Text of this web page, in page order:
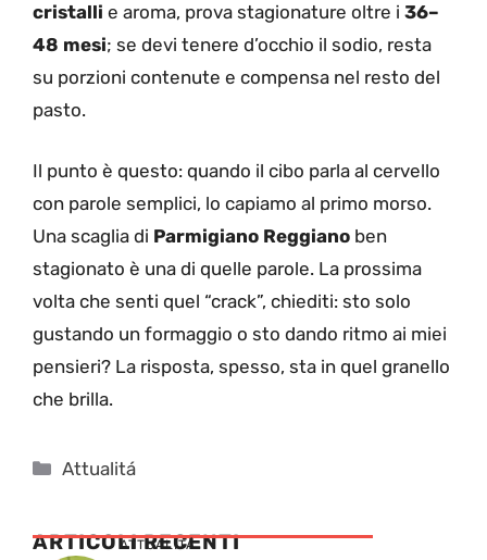
cristalli e aroma, prova stagionature oltre i 36–
48 mesi; se devi tenere d’occhio il sodio, resta
su porzioni contenute e compensa nel resto del
pasto.
Il punto è questo: quando il cibo parla al cervello
con parole semplici, lo capiamo al primo morso.
Una scaglia di Parmigiano Reggiano ben
stagionato è una di quelle parole. La prossima
volta che senti quel “crack”, chiediti: sto solo
gustando un formaggio o sto dando ritmo ai miei
pensieri? La risposta, spesso, sta in quel granello
che brilla.
Categorie
Attualitá
ARTICOLI RECENTI
ATTUALITÁ